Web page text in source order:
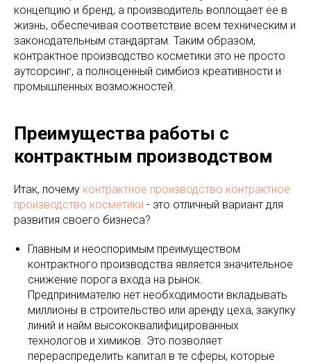
концепцию и бренд, а производитель воплощает ее в
жизнь, обеспечивая соответствие всем техническим и
законодательным стандартам. Таким образом,
контрактное производство косметики это не просто
аутсорсинг, а полноценный симбиоз креативности и
промышленных возможностей.
Преимущества работы с
контрактным производством
Итак, почему контрактное производство контрактное
производство косметики - это отличный вариант для
развития своего бизнеса?
Главным и неоспоримым преимуществом
контрактного производства является значительное
снижение порога входа на рынок.
Предпринимателю нет необходимости вкладывать
миллионы в строительство или аренду цеха, закупку
линий и найм высококвалифицированных
технологов и химиков. Это позволяет
перераспределить капитал в те сферы, которые